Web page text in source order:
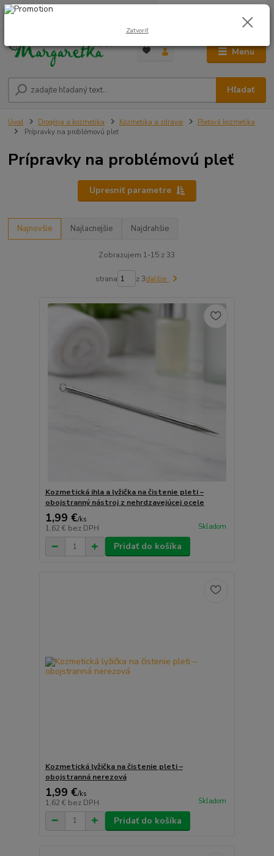
Menu
Hľadať
0948 236 042
0,00 €
Úvod Drogéria a kozmetika Kozmetika a zdravie
Pleťová kozmetika
Prípravky na problémovú pleť
Prípravky na problémovú pleť
Upresniť parametre
Najnovšie Najlacnejšie Najdrahšie
Zobrazujem 1-15 z 33
strana z 3ďalšie
Kozmetická ihla a lyžička na čistenie pleti –
obojstranný nástroj z nehrdzavejúcej ocele
1,99 €/ks
1,62 € bez DPH Skladom
Pridať do košíka
Kozmetická lyžička na čistenie pleti –
obojstranná nerezová
1,99 €/ks
1,62 € bez DPH Skladom
Pridať do košíka
Zatvoriť